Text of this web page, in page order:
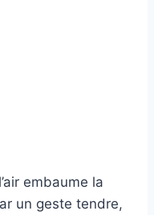
embaume la
un geste tendre,